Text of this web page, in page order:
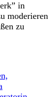
in
moderieren
zu